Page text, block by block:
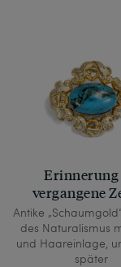
Erinnerung
vergangene
Antike
des Naturalismus
und Haareinlage,
später